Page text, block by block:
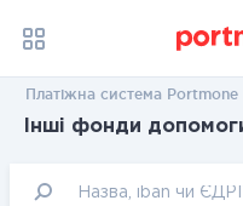
Платіжна система Portmone
Інші фонди